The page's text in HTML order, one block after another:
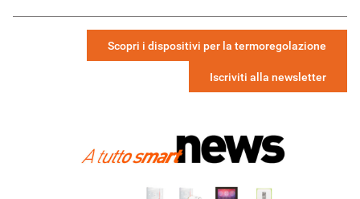
Scopri i dispositivi per la termoregolazione
Iscriviti alla newsletter